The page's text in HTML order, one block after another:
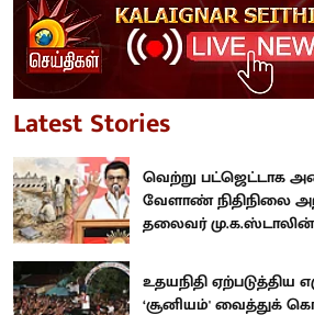
Latest Stories
வெற்று பட்ஜெட்டாக
வேளாண் நிதிநிலை
தலைவர்
உதயநிதி ஏற்படுத்திய
‘சூனியம்' வைத்துக்